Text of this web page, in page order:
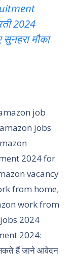
2024
मौका
job
amazon jobs
2024 for
vacancy
from home,
work from
2024
2024:
सकते हैं जाने आवेदन